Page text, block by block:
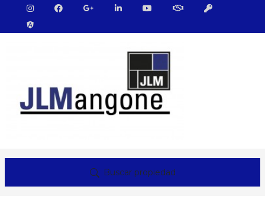
Buscar propiedad